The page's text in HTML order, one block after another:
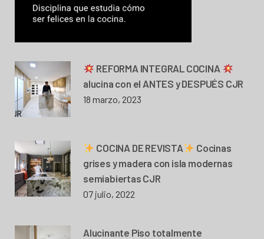
REFORMA INTEGRAL COCINA
alucina con el ANTES y DESPUÉS CJR
18 marzo, 2023
COCINA DE REVISTA
Cocinas
grises y madera con isla modernas
semiabiertas CJR
07 julio, 2022
Alucinante Piso totalmente